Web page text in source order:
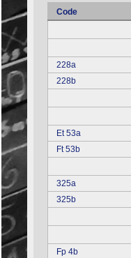
Code
228a
228b
Et 53a
Ft 53b
325a
325b
Fp 4b